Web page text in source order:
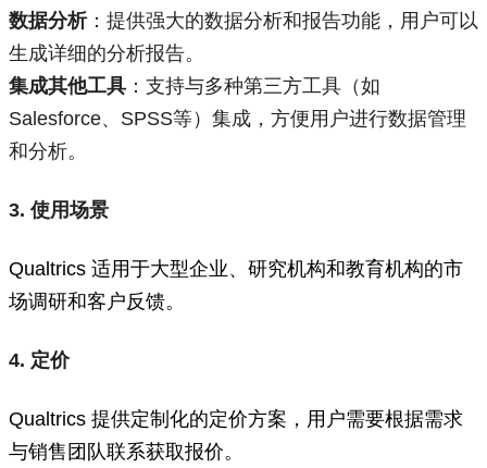
数据分析：提供强大的数据分析和报告功能，用户可以
生成详细的分析报告。
集成其他工具 ：支持与多种第三方工具（如
Salesforce、SPSS等）集成，方便用户进行数据管理
和分析。
3. 使用场景
Qualtrics 适用于大型企业、研究机构和教育机构的市
场调研和客户反馈。
4. 定价
Qualtrics 提供定制化的定价方案，用户需要根据需求
与销售团队联系获取报价。